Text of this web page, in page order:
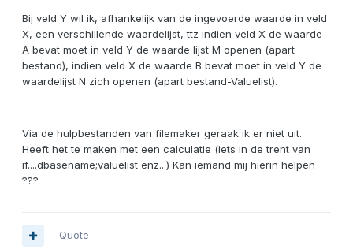
Bij veld Y wil ik, afhankelijk van de ingevoerde waarde in veld
X, een verschillende waardelijst, ttz indien veld X de waarde
A bevat moet in veld Y de waarde lijst M openen (apart
bestand), indien veld X de waarde B bevat moet in veld Y de
waardelijst N zich openen (apart bestand-Valuelist).
Via de hulpbestanden van filemaker geraak ik er niet uit.
Heeft het te maken met een calculatie (iets in de trent van
if....dbasename;valuelist enz...) Kan iemand mij hierin helpen
???
Quote